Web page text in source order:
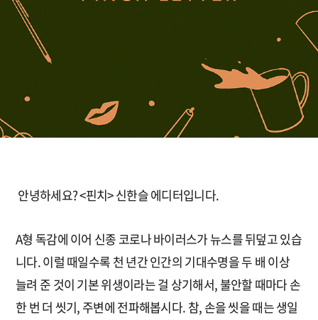
안녕하세요? <핀치> 신한슬 에디터입니다.
A형 독감에 이어 신종 코로나 바이러스가 뉴스를 뒤덮고 있습
니다. 이럴 때일수록 천 년간 인간의 기대수명을 두 배 이상
늘려 준 것이 기본 위생이라는 걸 상기해서, 불안할 때마다 손
한 번 더 씻기, 주변에 전파해봅시다. 참, 손을 씻을 때는 생일